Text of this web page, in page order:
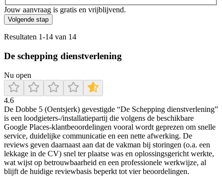
Jouw aanvraag is gratis en vrijblijvend.
Volgende stap
Resultaten 1-14 van 14
De schepping dienstverlening
Nu open
4.6
De Dobbe 5 (Oentsjerk) gevestigde “De Schepping dienstverlening”
is een loodgieters-/installatiepartij die volgens de beschikbare
Google Places-klantbeoordelingen vooral wordt geprezen om snelle
service, duidelijke communicatie en een nette afwerking. De
reviews geven daarnaast aan dat de vakman bij storingen (o.a. een
lekkage in de CV) snel ter plaatse was en oplossingsgericht werkte,
wat wijst op betrouwbaarheid en een professionele werkwijze, al
blijft de huidige reviewbasis beperkt tot vier beoordelingen.